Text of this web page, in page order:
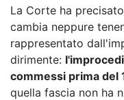
La Corte ha
cambia neppure
rappresentato
dirimente:
commessi prima del
quella fascia non ha